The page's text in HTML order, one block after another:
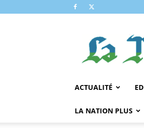
ACTUALITÉ
LA NATION PLUS